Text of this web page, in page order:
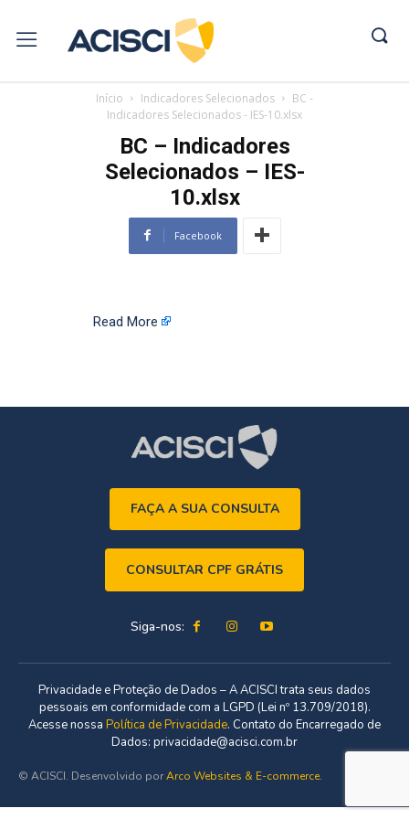
Início Indicadores Selecionados
BC -
Indicadores Selecionados - IES-10.xlsx
BC – Indicadores
Selecionados – IES-
10.xlsx
Facebook
Read More
FAÇA A SUA CONSULTA
CONSULTAR CPF GRÁTIS
Siga-nos:
Privacidade e Proteção de Dados – A ACISCI trata seus dados
pessoais em conformidade com a LGPD (Lei nº 13.709/2018).
Acesse nossa Política de Privacidade. Contato do Encarregado de
Dados: privacidade@acisci.com.br
© ACISCI. Desenvolvido porArco Websites & E-commerce.